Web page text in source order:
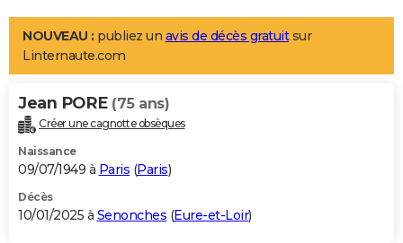
LIFESTYLE
Art de vivre
Bien-être
Loisirs
Mode
Modes de vie
Alimentation
Guide de la santé
Maladies
Médicaments
Sommeil
VOYAGE
Destinations
City break
Voyage nature
Voyage de noces
Forum
Climat
+PHOTO
GUIDES D'ACHAT
BONS PLANS
NOUVEAU : publiez un avis de décès gratuitsur
Linternaute.com
Jean PORE (75 ans)
Créer une cagnotte obsèques
Naissance
09/07/1949 à Paris (Paris)
Décès
10/01/2025 à Senonches (Eure-et-Loir)